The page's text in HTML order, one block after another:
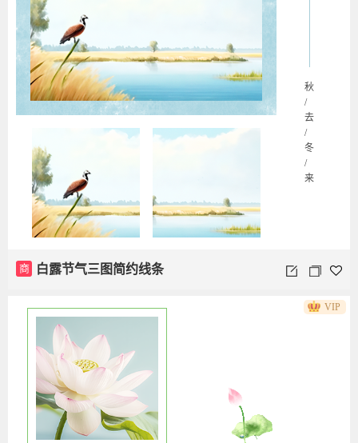
秋
/
去
/
冬
/
来
商 白露节气三图简约线条
VIP